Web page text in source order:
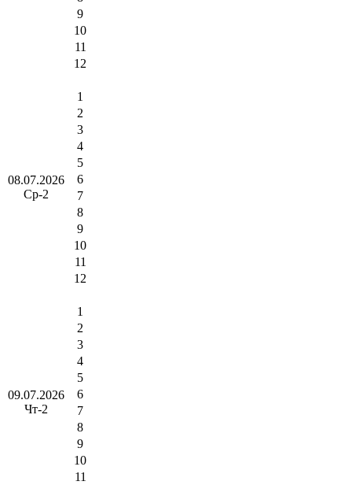
9
10
11
12
08.07.2026
Ср-2
1
2
3
4
5
6
7
8
9
10
11
12
09.07.2026
Чт-2
1
2
3
4
5
6
7
8
9
10
11